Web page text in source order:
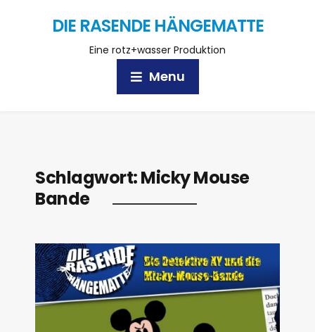
DIE RASENDE HÄNGEMATTE
Eine rotz+wasser Produktion
Menu
Schlagwort:Micky Mouse
Bande